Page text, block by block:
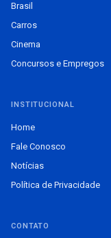
Brasil
Carros
Cinema
Concursos e Empregos
INSTITUCIONAL
Home
Fale Conosco
Notícias
Política de Privacidade
CONTATO